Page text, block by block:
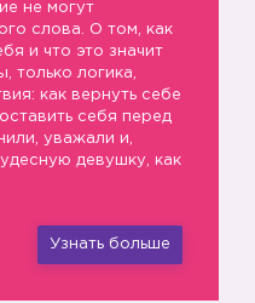
не могут
слова. О том, как
и что это значит
только логика,
как вернуть себе
себя перед
уважали и,
девушку, как
Узнать больше